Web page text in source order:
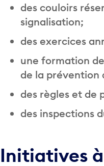
des couloirs
signalisation;
des exercices
une formation
de la prévention
des règles et de
des inspections
Initiatives